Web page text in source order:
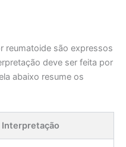
reumatoide são expressos
deve ser feita por
abaixo resume os
Interpretação